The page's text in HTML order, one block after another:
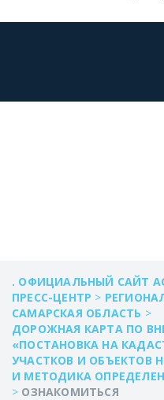
. ОФИЦИАЛЬНЫЙ САЙТ
ПРЕСС-ЦЕНТР >
САМАРСКАЯ ОБЛАСТЬ >
ДОРОЖНАЯ КАРТА ПО
«ПОСТАНОВКА НА
УЧАСТКОВ И ОБЪЕКТОВ
И МЕТОДИКА
> ОЗНАКОМИТЬСЯ